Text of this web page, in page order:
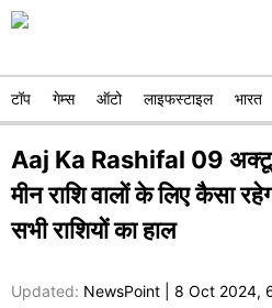
टॉप गेम्स ऑटो लाइफस्टाइल भारत
Aaj Ka Rashifal 09
मीन राशि वालों के लिए कैसा
सभी राशियों का हाल
Updated: NewsPoint 8 Oct 2024,